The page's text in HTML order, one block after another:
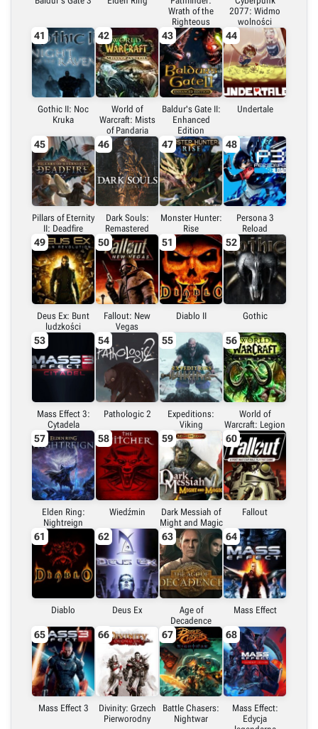
Wrath of the
Righteous
2077: Widmo
wolności
41
Gothic II: Noc
Kruka
42
World of
Warcraft: Mists
of Pandaria
43
Baldur's Gate II:
Enhanced
Edition
44
Undertale
45
Pillars of Eternity
II: Deadfire
46
Dark Souls:
Remastered
47
Monster Hunter:
Rise
48
Persona 3
Reload
49
Deus Ex: Bunt
ludzkości
50
Fallout: New
Vegas
51
Diablo II
52
Gothic
53
Mass Effect 3:
Cytadela
54
Pathologic 2
55
Expeditions:
Viking
56
World of
Warcraft: Legion
57
Elden Ring:
Nightreign
58
Wiedźmin
59
Dark Messiah of
Might and Magic
60
Fallout
61
Diablo
62
Deus Ex
63
Age of
Decadence
64
Mass Effect
65
Mass Effect 3
66
Divinity: Grzech
Pierworodny
67
Battle Chasers:
Nightwar
68
Mass Effect:
Edycja